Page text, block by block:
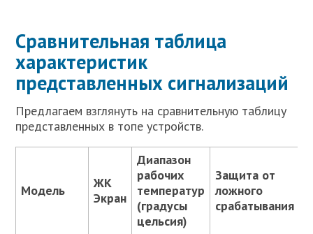
Сравнительная таблица
характеристик
представленных сигнализаций
Предлагаем взглянуть на сравнительную таблицу
представленных в топе устройств.
Модель
ЖК
Экран
Диапазон
рабочих
температур
(градусы
цельсия)
Защита от
ложного
срабатывания